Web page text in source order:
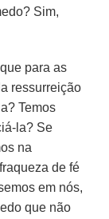
Sim,
para as
ressurreição
Temos
la? Se
na
de fé
em nós,
que não